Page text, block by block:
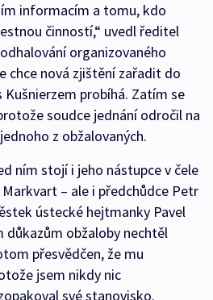
informacím a tomu, kdo
činností,“ uvedl ředitel
organizovaného
chce nová zjištění zařadit do
probíhá. Zatím se
soudce jednání odročil na
z obžalovaných.
ním stojí i jeho nástupce v čele
– ale i předchůdce Petr
ústecké hejtmanky Pavel
důkazům obžaloby nechtěl
přesvědčen, že mu
jsem nikdy nic
své stanovisko.